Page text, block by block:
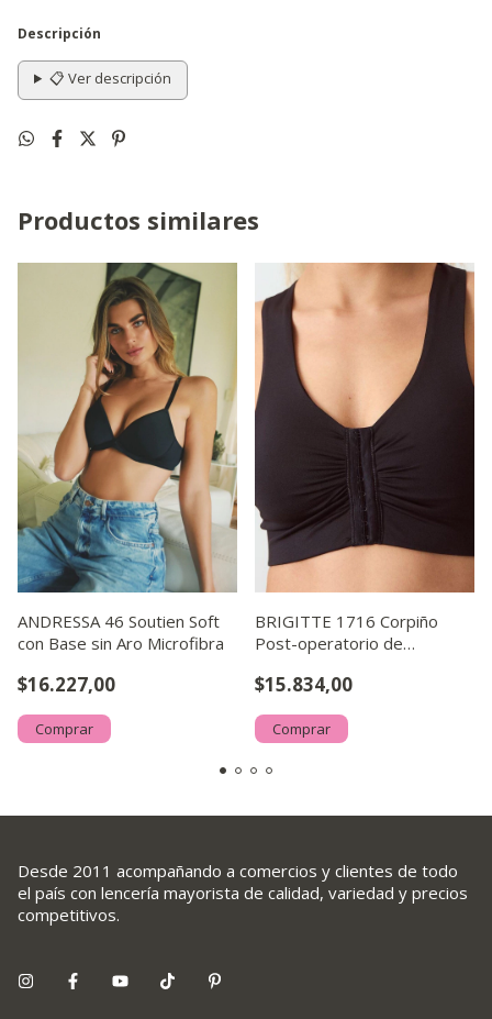
Descripción
📋 Ver descripción
Productos similares
ANDRESSA 46 Soutien Soft
con Base sin Aro Microfibra
$16.227,00
Comprar
BRIGITTE 1716 Corpiño
Post-operatorio de
Intern
$15.834,00
Comprar
Desde 2011 acompañando a comercios y clientes de todo
el país con lencería mayorista de calidad, variedad y precios
competitivos.